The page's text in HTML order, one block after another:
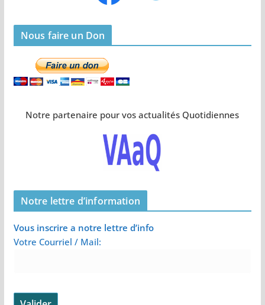
Nous faire un Don
Notre partenaire pour vos actualités Quotidiennes
Notre lettre d’information
Vous inscrire a notre lettre d’info
Votre Courriel / Mail: